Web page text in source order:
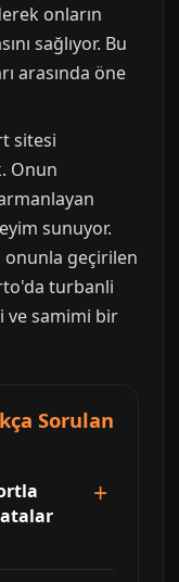
onların
sağlıyor. Bu
arasında öne
sitesi
Onun
sunuyor.
onunla geçirilen
turbanli
ve samimi bir
Sorulan